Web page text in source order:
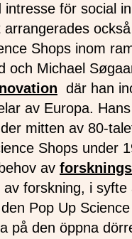
för social
Shops inom
och Michael
där han
av Europa.
mitten av 80-
Shops under
av
forskning, i
Pop Up
på den öppna